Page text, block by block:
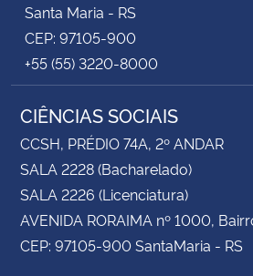
Santa Maria - RS
CEP: 97105-900
+55 (55) 3220-8000
CIÊNCIAS SOCIAIS
CCSH, PRÉDIO 74A, 2º ANDAR
SALA 2228 (Bacharelado)
SALA 2226 (Licenciatura)
AVENIDA RORAIMA nº 1000,
CEP: 97105-900 SantaMaria - RS